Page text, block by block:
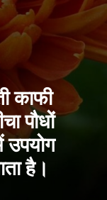
काफी
पौधों
उपयोग
है।